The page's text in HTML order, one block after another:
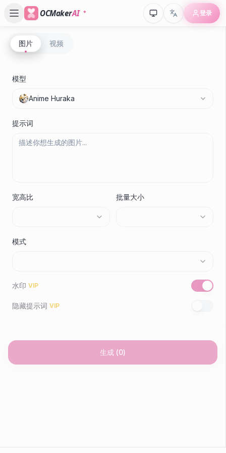
OCMakerAI 登录
图片 视频
模型
Anime Huraka
提示词
宽高比 批量大小
模式
水印 VIP
隐藏提示词 VIP
生成 (0)